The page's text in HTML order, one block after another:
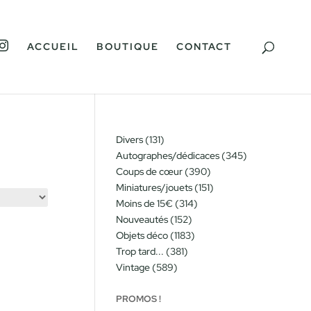
G
ACCUEIL BOUTIQUE CONTACT
Divers 131131
produits
Autographes/dédicaces 345345
Coups de cœur 390390
produits
Miniatures/jouets 151151
Moins de 15€ 314314
Nouveautés 152152
produits
Objets déco 11831183
Trop tard... 381381
Vintage 589589
PROMOS !